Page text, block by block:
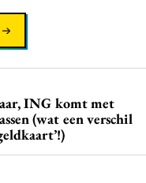
ING komt met
(wat een verschil